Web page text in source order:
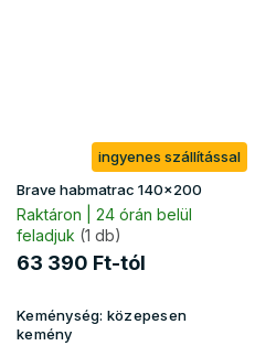
ingyenes szállítással
Brave habmatrac 140x200
Raktáron | 24 órán belül
feladjuk (1 db)
63 390 Ft-tól
Keménység: közepesen
kemény